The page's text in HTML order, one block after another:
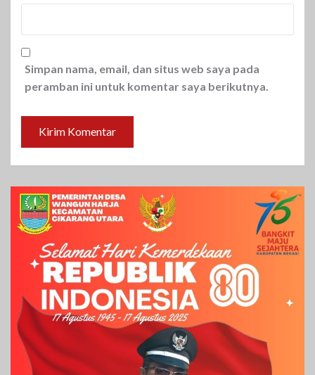
Simpan nama, email, dan situs web saya pada
peramban ini untuk komentar saya berikutnya.